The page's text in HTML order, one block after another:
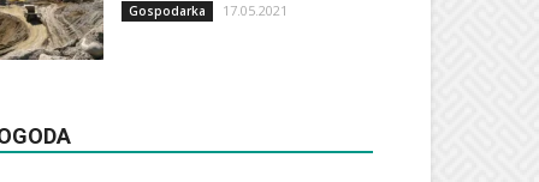
Gospodarka 17.05.2021